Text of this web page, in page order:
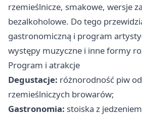
rzemieślnicze, smakowe, wersje
bezalkoholowe. Do tego
gastronomiczną i program
występy muzyczne i inne formy
Program i atrakcje
Degustacje: różnorodność piw
rzemieślniczych browarów;
Gastronomia: stoiska z